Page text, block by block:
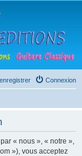
Connexion
« nous », « notre »,
»), vous acceptez